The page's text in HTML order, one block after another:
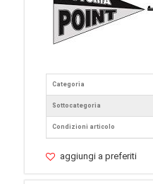
Categoria
Sottocategoria
Condizioni articolo
aggiungi a preferiti